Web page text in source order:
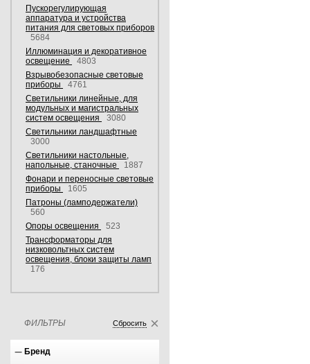
Пускорегулирующая
аппаратура и устройства
питания для световых приборов
5684
Иллюминация и декоративное
освещение
4803
Взрывобезопасные световые
приборы
4761
Светильники линейные, для
модульных и магистральных
систем освещения
3080
Светильники ландшафтные
3000
Светильники настольные,
напольные, станочные
1887
Фонари и переносные световые
приборы
1605
Патроны (ламподержатели)
560
Опоры освещения
523
Трансформаторы для
низковольтных систем
освещения, блоки защиты ламп
176
ФИЛЬТРЫ Сбросить
Бренд